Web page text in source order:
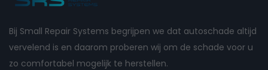
Bij Small Repair Systems begrijpen we dat autoschade altijd
vervelend is en daarom proberen wij om de schade voor u
zo comfortabel mogelijk te herstellen.